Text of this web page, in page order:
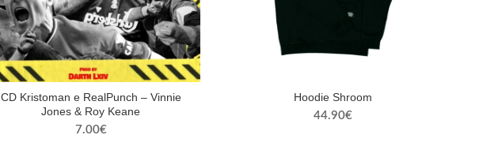
CD Kristoman e RealPunch – Vinnie
Jones & Roy Keane
7.00€
Hoodie Shroom
44.90€